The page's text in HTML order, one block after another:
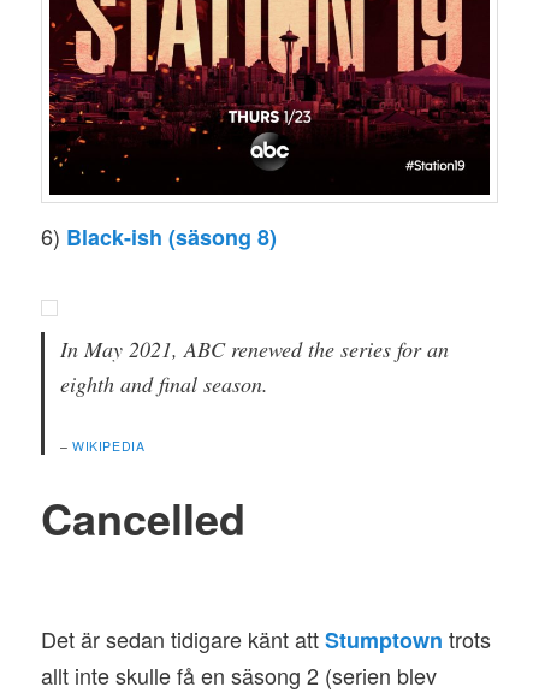
6) Black-ish (säsong 8)
In May 2021, ABC renewed the series for an
eighth and final season.
–WIKIPEDIA
Cancelled
Det är sedan tidigare känt attStumptown trots
allt inte skulle få en säsong 2 (serien blev